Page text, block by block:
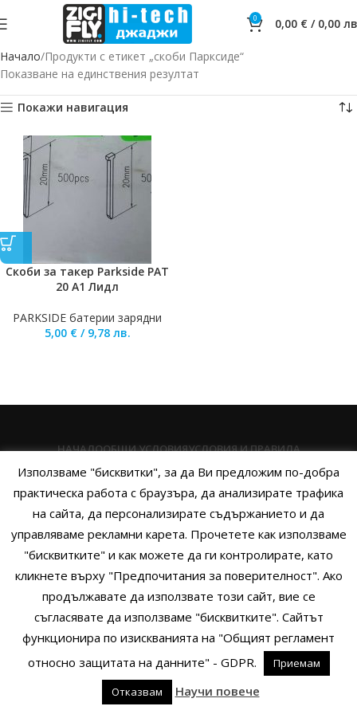
0 0,00 € / 0,00
Начало Продукти с етикет „скоби Парксиде“
Показване на единствения резултат
Покажи навигация
Скоби за такер Parkside PAT
20 A1 Лидл
PARKSIDE батерии зарядни
5,00 € / 9,78 лв.
НАЧАЛООБЩИ УСЛОВИЯУСЛОВИЯ И ПРАВИЛА
ПОЛИТИКА НА БИСКВИТКИТЕПОЛИТИКА ЗА ПОВЕРИТЕЛНОСТ
НАЧИНИ НА ПЛАЩАНЕИЗПРАТЕТЕ ЗАПИТВАНЕ
Copyright © 2014 - 2024 Zigifly.com — Developed byWe Work With
You
Използваме "бисквитки", за да Ви предложим по-добра
практическа работа с браузъра, да анализирате трафика
на сайта, да персонализирате съдържанието и да
управляваме рекламни карета. Прочетете как използваме
"бисквитките" и как можете да ги контролирате, като
кликнете върху "Предпочитания за поверителност". Ако
продължавате да използвате този сайт, вие се
съгласявате да използваме "бисквитките". Сайтът
функционира по изискванията на "Общият регламент
относно защитата на данните" - GDPR.
Приемам
Отказвам
Научи повече